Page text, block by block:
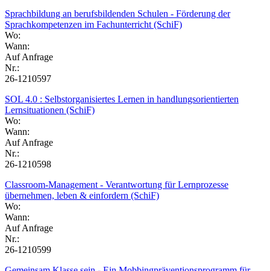
Sprachbildung an berufsbildenden Schulen - Förderung der
Sprachkompetenzen im Fachunterricht (SchiF)
Wo:
Wann:
Auf Anfrage
Nr.:
26-1210597
SOL 4.0 : Selbstorganisiertes Lernen in handlungsorientierten
Lernsituationen (SchiF)
Wo:
Wann:
Auf Anfrage
Nr.:
26-1210598
Classroom-Management - Verantwortung für Lernprozesse
übernehmen, leben & einfordern (SchiF)
Wo:
Wann:
Auf Anfrage
Nr.:
26-1210599